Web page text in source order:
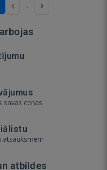
4 ...
savas cenas
atsauksmēm
atbildes